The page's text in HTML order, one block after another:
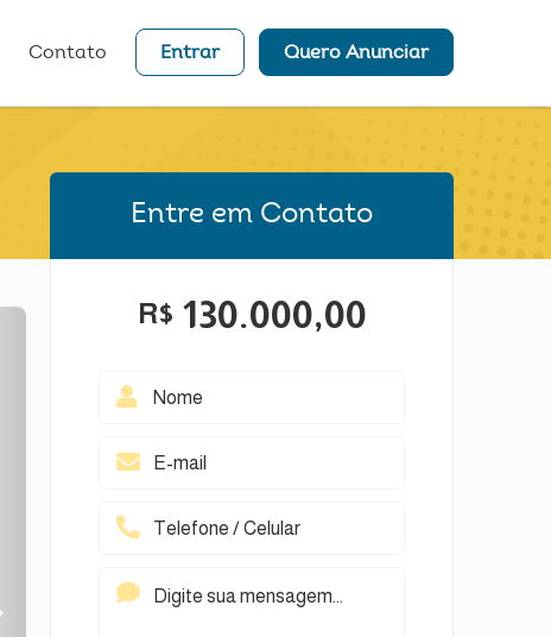
Contato Entrar Quero Anunciar
Entre em Contato
R$ 130.000,00